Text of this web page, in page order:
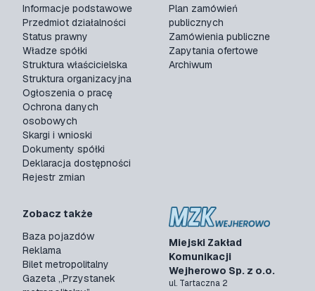
Miejski Zakład
Komunikacji
Wejherowo Sp. z o.o.
ul. Tartaczna 2
Informacje podstawowe
Przedmiot działalności
Status prawny
Władze spółki
Struktura właścicielska
Struktura organizacyjna
Ogłoszenia o pracę
Ochrona danych
osobowych
Skargi i wnioski
Dokumenty spółki
Deklaracja dostępności
Rejestr zmian
Plan zamówień
publicznych
Zamówienia publiczne
Zapytania ofertowe
Archiwum
Zobacz także
Baza pojazdów
Reklama
Bilet metropolitalny
Gazeta „Przystanek